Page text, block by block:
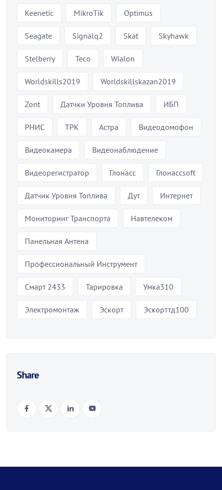
Keenetic MikroTik Optimus
Seagate Signalq2 Skat Skyhawk
Stelberry Teco Wialon
Worldskills2019 Worldskillskazan2019
Zont Датчки Уровня Топлива ИБП
РНИС ТРК Астра Видеодомофон
Видеокамера Видеонаблюдение
Видеорегистратор Глонасс Глонассsoft
Датчик Уровня Топлива Дут Интернет
Мониторинг Транспорта Навтелеком
Панельная Антена
Профессиональный Инструмент
Смарт 2433 Тарировка Умка310
Электромонтаж Эскорт Эскорттд100
Share